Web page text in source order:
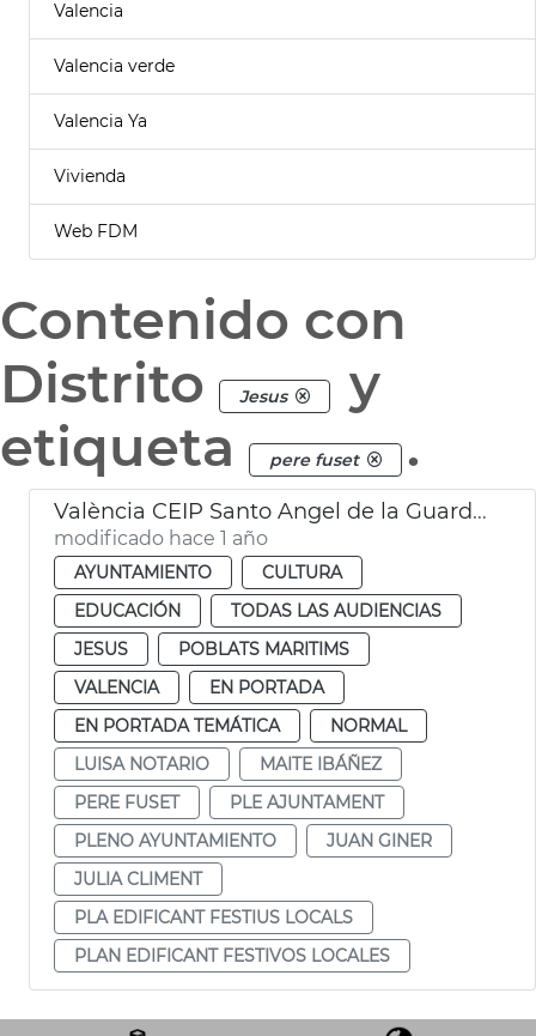
Valencia
Valencia verde
Valencia Ya
Vivienda
Web FDM
Contenido con
Distrito
Jesus
y
etiqueta
pere fuset .
València CEIP Santo Angel de la Guarda y CEIP San José de Calasanz
modificado hace 1 año
AYUNTAMIENTO
CULTURA
EDUCACIÓN
TODAS LAS AUDIENCIAS
JESUS
POBLATS MARITIMS
VALENCIA
EN PORTADA
EN PORTADA TEMÁTICA
NORMAL
LUISA NOTARIO
MAITE IBÁÑEZ
PERE FUSET
PLE AJUNTAMENT
PLENO AYUNTAMIENTO
JUAN GINER
JULIA CLIMENT
PLA EDIFICANT FESTIUS LOCALS
PLAN EDIFICANT FESTIVOS LOCALES